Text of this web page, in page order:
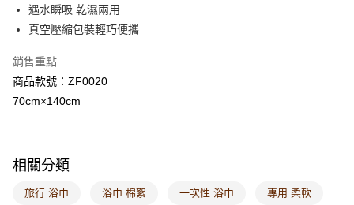
7-11取貨付款
每筆NT$60，滿NT$1,000(含以上)免運費
付款後7-11取貨
每筆NT$60，滿NT$1,000(含以上)免運費
付款後門市自取
每筆NT$60，滿NT$1,000(含以上)免運費
遇水瞬吸 乾濕兩用
真空壓縮包裝輕巧便攜
銷售重點
商品款號：ZF0020
70cm×140cm
相關分類
旅行 浴巾 浴巾 棉絮 一次性 浴巾 專用 柔軟